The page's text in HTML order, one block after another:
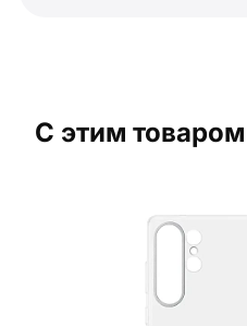
С этим